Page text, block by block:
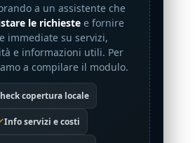
a un assistente che
le richieste e fornire
immediate su servizi,
e informazioni utili. Per
a compilare il modulo.
copertura locale
Info servizi e costi